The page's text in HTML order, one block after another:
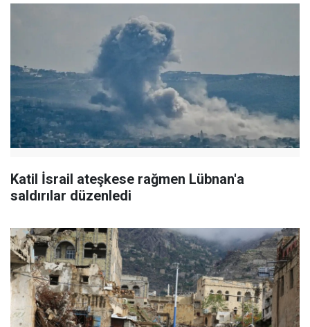
Katil İsrail ateşkese rağmen Lübnan'a
saldırılar düzenledi